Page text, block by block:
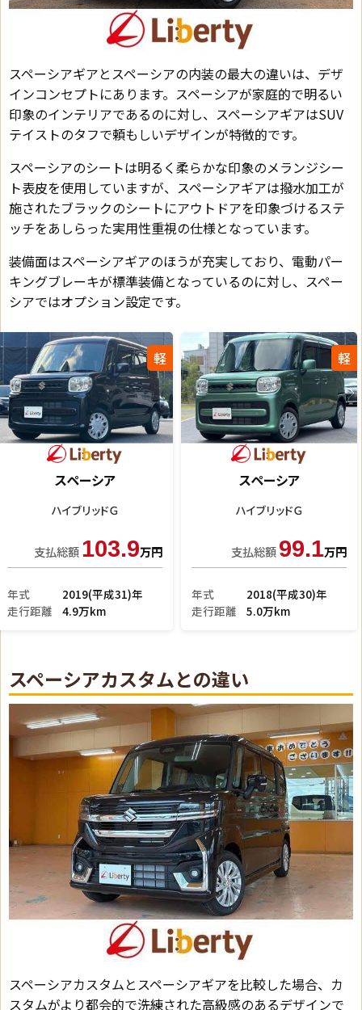
スペーシアギアとスペーシアの内装の最大の違いは、デザ
インコンセプトにあります。スペーシアが家庭的で明るい
印象のインテリアであるのに対し、スペーシアギアはSUV
テイストのタフで頼もしいデザインが特徴的です。
スペーシアのシートは明るく柔らかな印象のメランジシー
ト表皮を使用していますが、スペーシアギアは撥水加工が
施されたブラックのシートにアウトドアを印象づけるステ
ッチをあしらった実用性重視の仕様となっています。
装備面はスペーシアギアのほうが充実しており、電動パー
キングブレーキが標準装備となっているのに対し、スペー
シアではオプション設定です。
軽
万円
年
軽
支払総額136.9
年式
2026(令和8)年
走行距離
支払総額
年式
2026(令
走行距離
スペーシアカスタムとの違い
スペーシアカスタムとスペーシアギアを比較した場合、カ
スタムがより都会的で洗練された高級感のあるデザインで